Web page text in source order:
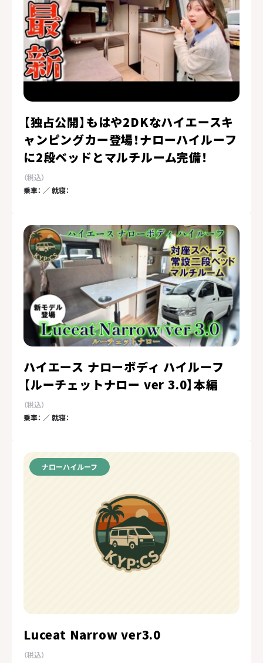
【独占公開】もはや2DKなハイエースキ
ャンピングカー登場！ナローハイルーフ
に2段ベッドとマルチルーム完備！
乗車： ／ 就寝：
ハイエース ナローボディ ハイルーフ
【ルーチェットナロー ver 3.0】本編
乗車： ／ 就寝：
ナローハイルーフ
Luceat Narrow ver3.0